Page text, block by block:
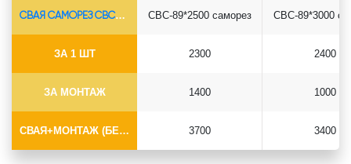
СВАЯ САМОРЕЗ СВС-Ø89*6.5
ЗА 1 ШТ
ЗА МОНТАЖ
СВАЯ+МОНТАЖ (БЕЗ ОГОЛОВКА)
СВС-89*2500 саморез
2300
1400
3700
СВС-89*3000
2400
1000
3400